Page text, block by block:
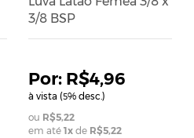
3/8 BSP
R$4,96
à vista (5% desc.)
R$5,22
em até 1xde R$5,22